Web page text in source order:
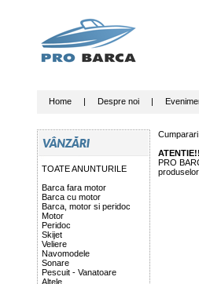
Home| Despre noi|
TOATE ANUNTURILE
Barca fara motor
Barca cu motor
Barca, motor si peridoc
Motor
Peridoc
Skijet
Veliere
Navomodele
Sonare
Pescuit - Vanatoare
Altele
PRO